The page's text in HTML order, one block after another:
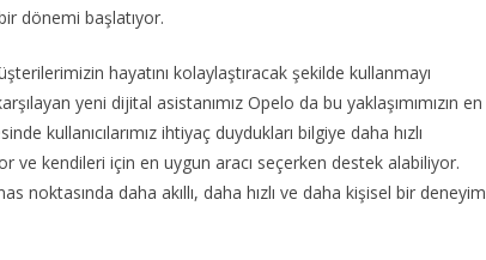
dönemi başlatıyor.
hayatını kolaylaştıracak şekilde kullanmayı
yeni dijital asistanımız Opelo da bu yaklaşımımızın en
kullanıcılarımız ihtiyaç duydukları bilgiye daha hızlı
kendileri için en uygun aracı seçerken destek alabiliyor.
daha akıllı, daha hızlı ve daha kişisel bir deneyim